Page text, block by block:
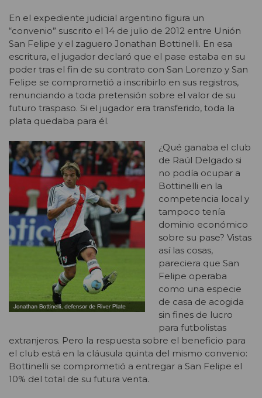
En el expediente judicial argentino figura un
“convenio” suscrito el 14 de julio de 2012 entre Unión
San Felipe y el zaguero Jonathan Bottinelli. En esa
escritura, el jugador declaró que el pase estaba en su
poder tras el fin de su contrato con San Lorenzo y San
Felipe se comprometió a inscribirlo en sus registros,
renunciando a toda pretensión sobre el valor de su
futuro traspaso. Si el jugador era transferido, toda la
plata quedaba para él.
¿Qué ganaba el club
de Raúl Delgado si
no podía ocupar a
Bottinelli en la
competencia local y
tampoco tenía
dominio económico
sobre su pase? Vistas
así las cosas,
pareciera que San
Felipe operaba
como una especie
de casa de acogida
sin fines de lucro
para futbolistas
extranjeros. Pero la respuesta sobre el beneficio para
el club está en la cláusula quinta del mismo convenio:
Bottinelli se comprometió a entregar a San Felipe el
10% del total de su futura venta.